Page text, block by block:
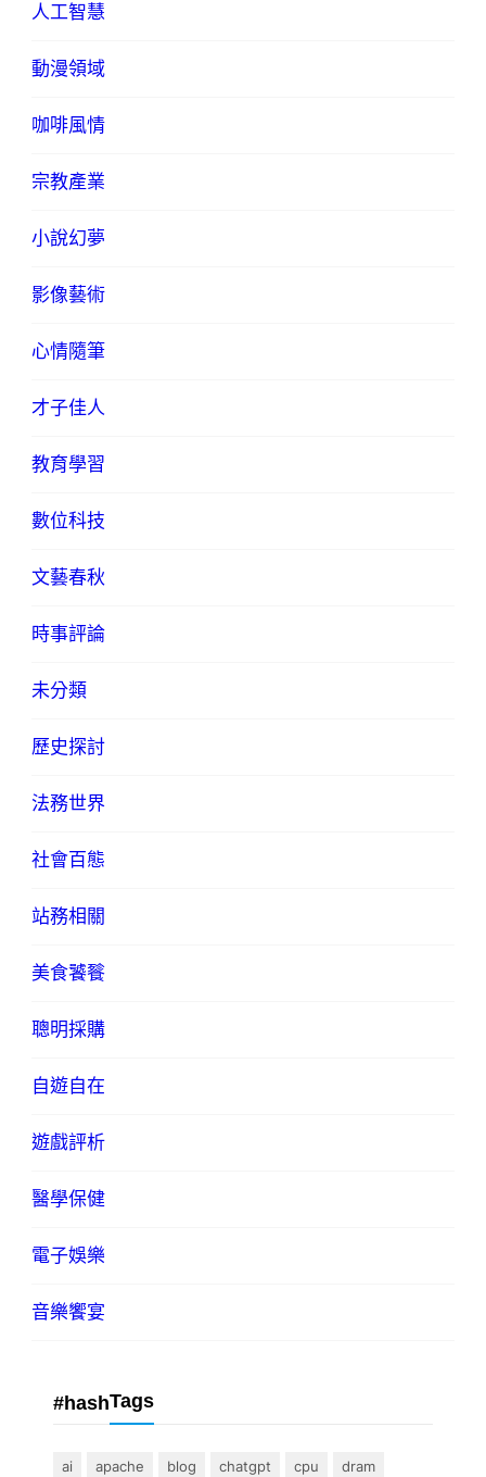
人工智慧
動漫領域
咖啡風情
宗教產業
小說幻夢
影像藝術
心情隨筆
才子佳人
教育學習
數位科技
文藝春秋
時事評論
未分類
歷史探討
法務世界
社會百態
站務相關
美食饕餮
聰明採購
自遊自在
遊戲評析
醫學保健
電子娛樂
音樂饗宴
#hashTags
ai apache blog chatgpt cpu
dram